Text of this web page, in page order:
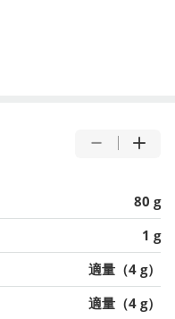
80 g
1 g
適量（4 g）
適量（4 g）